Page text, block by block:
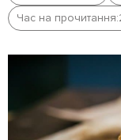
Час на прочитання: